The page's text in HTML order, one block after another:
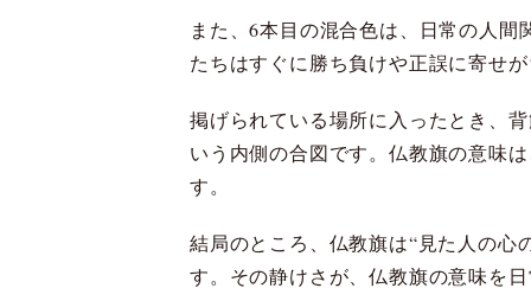
また、6本目の混合色は、日常の人
たちはすぐに勝ち負けや正誤に寄せ
掲げられている場所に入ったとき、
いう内側の合図です。仏教旗の意味
す。
結局のところ、仏教旗は“見た人の心
す。その静けさが、仏教旗の意味を